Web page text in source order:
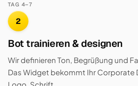
TAG 4–7
2
Bot trainieren & designen
Wir definieren Ton, Begrüßung und
Das Widget bekommt Ihr Corporate